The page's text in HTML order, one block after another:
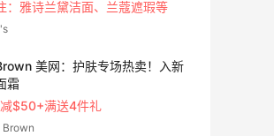
：雅诗兰黛洁面、兰蔻遮瑕等
美网：护肤专场热卖！入新
霜
$50+满送4件礼
Brown